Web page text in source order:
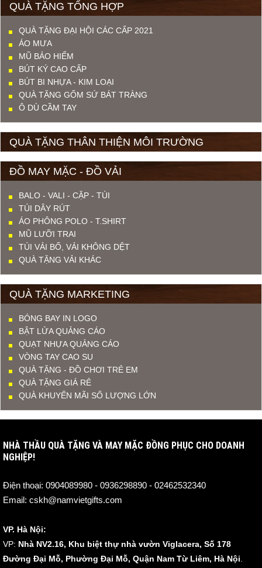
QUÀ TẶNG TỔNG HỢP
QUÀ TẶNG ĐẠI HỘI CÁC CẤP 2021
ÁO MƯA
MŨ BẢO HIỂM
BÚT KÝ CAO CẤP
BÚT BI NHỰA - KIM LOẠI
QUÀ TẶNG GỐM SỨ BÁT TRÀNG
Ô DÙ CẦM TAY
QUÀ TẶNG THÂN THIỆN MÔI TRƯỜNG
ĐỒ MAY MẶC - ĐỒ VẢI
BALO - VALI - CẶP - TÚI
TÚI DÂY RÚT
ÁO PHÔNG POLO - T.SHIRT
MŨ LƯỠI TRAI
TÚI VẢI BỐ, VẢI KHÔNG DỆT
QUÀ TẶNG VẢI KHÁC
QUÀ TẶNG MARKETING
BÓNG BAY IN LOGO
BẬT LỬA QUẢNG CÁO
QUẠT NHỰA QUẢNG CÁO
VÒNG TAY CAO SU
QUÀ TẶNG - ĐỒ CHƠI TRẺ EM
QUÀ TẶNG GIÁ RẺ
QUÀ KHUYẾN MÃI SỐ LƯỢNG LỚN
NHÀ THẦU QUÀ TẶNG VÀ MAY MẶC ĐỒNG PHỤC CHO DOANH
NGHIỆP!
Điện thoại: 0904089980 - 0936298890 - 02462532340
Email: cskh@namvietgifts.com
VP. Hà Nội:
VP: Nhà NV2.16, Khu biệt thự nhà vườn Viglacera, Số 178
Đường Đại Mỗ, Phường Đại Mỗ, Quận Nam Từ Liêm, Hà Nội.